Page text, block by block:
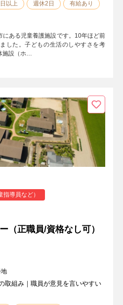
以上 週休2日 有給あり
にある児童養護施設です。10年ほど前
した。子どもの生活のしやすさを考
施設（ホ…
導員など）
（正職員/資格なし可）
取組み｜職員が意見を言いやすい